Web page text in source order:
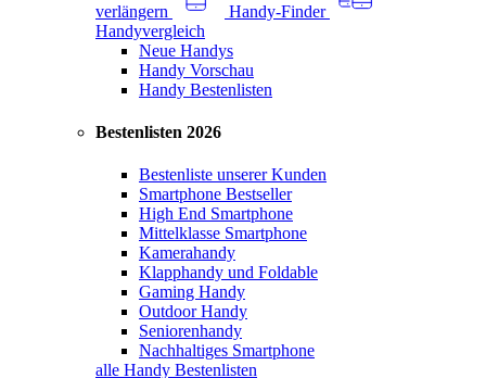
verlängern
Handy-Finder
Handyvergleich
Neue Handys
Handy Vorschau
Handy Bestenlisten
Bestenlisten 2026
Bestenliste unserer Kunden
Smartphone Bestseller
High End Smartphone
Mittelklasse Smartphone
Kamerahandy
Klapphandy und Foldable
Gaming Handy
Outdoor Handy
Seniorenhandy
Nachhaltiges Smartphone
alle Handy Bestenlisten